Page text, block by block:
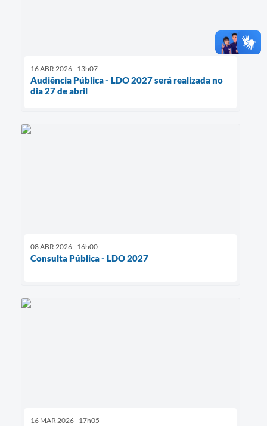
16 ABR 2026 - 13h07
Audiência Pública - LDO 2027 será realizada no
dia 27 de abril
08 ABR 2026 - 16h00
Consulta Pública - LDO 2027
16 MAR 2026 - 17h05